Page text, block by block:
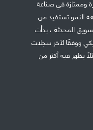
وممتازة في صناعة
النمو تستفيد من
المحدثة ، بدأت
1500،000 دولار أمريكي ووفقًا لآخر سجلات
هائلاً يظهر فيه أكثر من